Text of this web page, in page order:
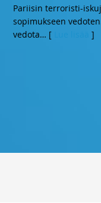
Pariisin terroristi-
sopimukseen
vedota… [ ]